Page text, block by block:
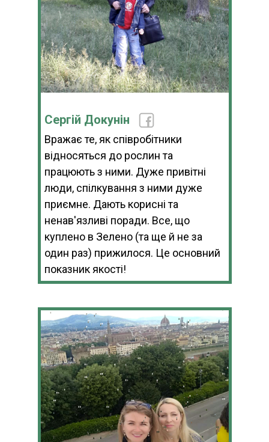
Сергій Докунін
Вражає те, як співробітники
відносяться до рослин та
працюють з ними. Дуже привітні
люди, спілкування з ними дуже
приємне. Дають корисні та
ненав'язливі поради. Все, що
куплено в Зелено (та ще й не за
один раз) прижилося. Це основний
показник якості!